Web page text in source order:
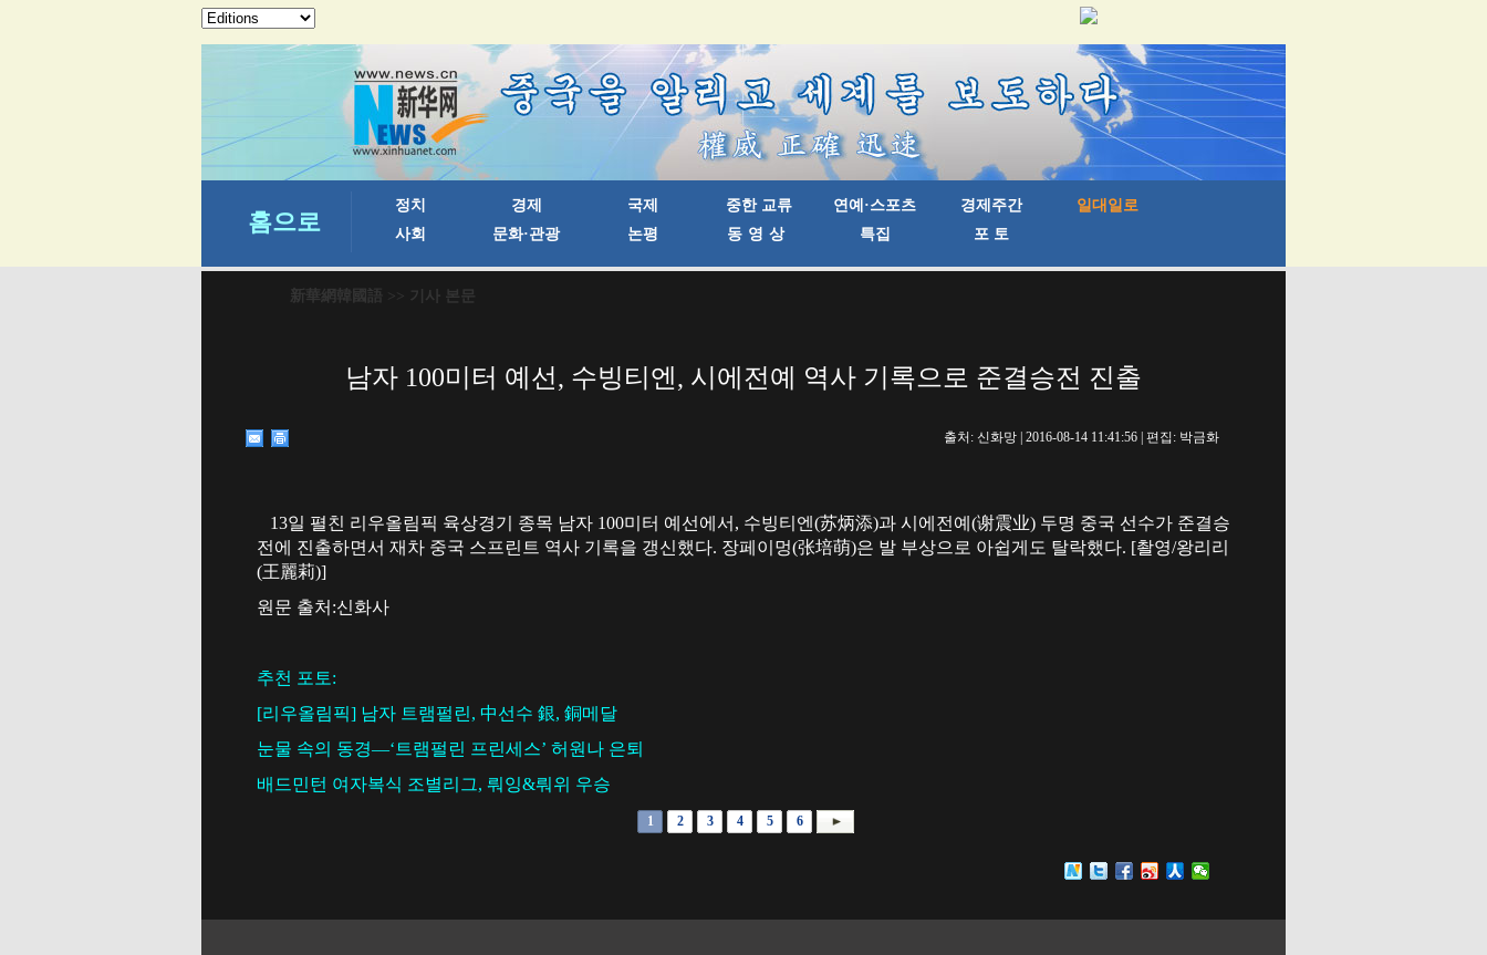
新華網韓國語 >> 기사 본문
남자 100미터 예선, 수빙티엔, 시에전예 역사 기록으로 준결승전 진출
출처: 신화망 | 2016-08-14 11:41:56 | 편집: 박금화
13일 펼친 리우올림픽 육상경기 종목 남자 100미터 예선에서, 수빙티엔(苏炳添)과 시에전예(谢震业) 두명 중국 선수가 준결승
전에 진출하면서 재차 중국 스프린트 역사 기록을 갱신했다. 장페이멍(张培萌)은 발 부상으로 아쉽게도 탈락했다. [촬영/왕리리
(王麗莉)]
원문 출처:신화사
추천 포토:
[리우올림픽] 남자 트램펄린, 中선수 銀, 銅메달
눈물 속의 동경—‘트램펄린 프린세스’ 허원나 은퇴
배드민턴 여자복식 조별리그, 뤄잉&뤄위 우승
1 2 3 4 5 6